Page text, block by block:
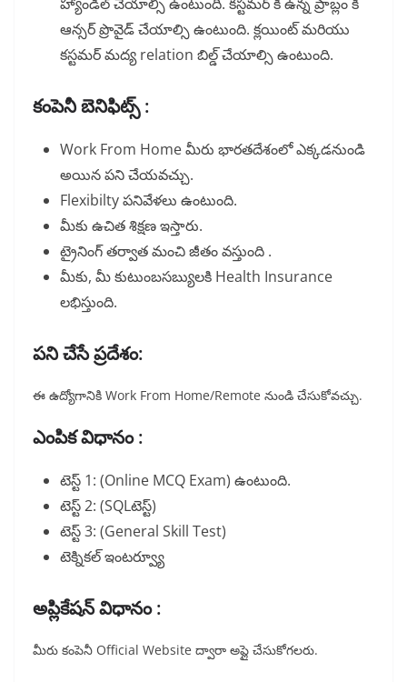
ఆన్సర్ ప్రొవైడ్ చేయాల్సి ఉంటుంది. క్లయింట్ మరియు
కస్టమర్ మద్య relation బిల్డ్ చేయాల్సి ఉంటుంది.
కంపెనీ బెనిఫిట్స్ :
Work From Home మీరు భారతదేశంలో ఎక్కడనుండి
అయిన పని చేయవచ్చు.
Flexibilty పనివేళలు ఉంటుంది.
మీకు ఉచిత శిక్షణ ఇస్తారు.
ట్రైనింగ్ తర్వాత మంచి జీతం వస్తుంది .
మీకు, మీ కుటుంబసబ్యులకి Health Insurance
లభిస్తుంది.
పని చేసే ప్రదేశం:
ఈ ఉద్యోగానికి Work From Home/Remote నుండి చేసుకోవచ్చు.
ఎంపిక విధానం :
టెస్ట్ 1: (Online MCQ Exam) ఉంటుంది.
టెస్ట్ 2: (SQLటెస్ట్)
టెస్ట్ 3: (General Skill Test)
టెక్నికల్ ఇంటర్వ్యూ
అప్లికేషన్ విధానం :
మీరు కంపెనీ Official Website ద్వారా అప్లై చేసుకోగలరు.